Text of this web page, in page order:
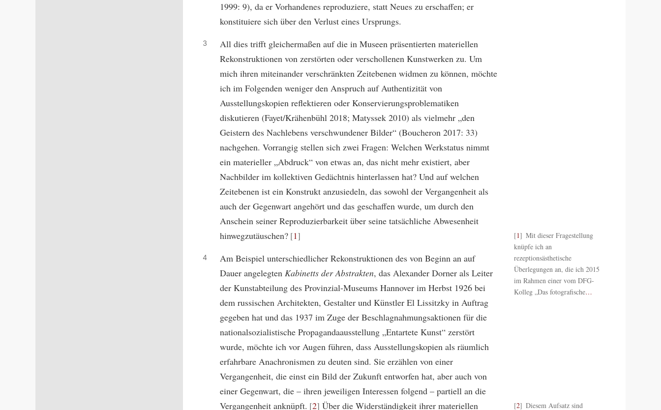
1999: 9), da er Vorhandenes reproduziere, statt Neues zu erschaffen; er
konstituiere sich über den Verlust eines Ursprungs.
All dies trifft gleichermaßen auf die in Museen präsentierten materiellen
Rekonstruktionen von zerstörten oder verschollenen Kunstwerken zu. Um
mich ihren miteinander verschränkten Zeitebenen widmen zu können, möchte
ich im Folgenden weniger den Anspruch auf Authentizität von
Ausstellungskopien reflektieren oder Konservierungsproblematiken
diskutieren (Fayet/Krähenbühl 2018; Matyssek 2010) als vielmehr „den
Geistern des Nachlebens verschwundener Bilder“ (Boucheron 2017: 33)
nachgehen. Vorrangig stellen sich zwei Fragen: Welchen Werkstatus nimmt
ein materieller „Abdruck“ von etwas an, das nicht mehr existiert, aber
Nachbilder im kollektiven Gedächtnis hinterlassen hat? Und auf welchen
Zeitebenen ist ein Konstrukt anzusiedeln, das sowohl der Vergangenheit als
auch der Gegenwart angehört und das geschaffen wurde, um durch den
Anschein seiner Reproduzierbarkeit über seine tatsächliche Abwesenheit
hinwegzutäuschen? 1
Am Beispiel unterschiedlicher Rekonstruktionen des von Beginn an auf
Dauer angelegten Kabinetts der Abstrakten, das Alexander Dorner als Leiter
der Kunstabteilung des Provinzial-Museums Hannover im Herbst 1926 bei
dem russischen Architekten, Gestalter und Künstler El Lissitzky in Auftrag
gegeben hat und das 1937 im Zuge der Beschlagnahmungsaktionen für die
nationalsozialistische Propagandaausstellung „Entartete Kunst“ zerstört
wurde, möchte ich vor Augen führen, dass Ausstellungskopien als räumlich
erfahrbare Anachronismen zu deuten sind. Sie erzählen von einer
Vergangenheit, die einst ein Bild der Zukunft entworfen hat, aber auch von
einer Gegenwart, die – ihren jeweiligen Interessen folgend – partiell an die
Vergangenheit anknüpft. 2 Über die Widerständigkeit ihrer materiellen
1
Mit dieser Fragestellung
knüpfe ich an
rezeptionsästhetische
Überlegungen an, die ich 2015
im Rahmen einer vom DFG-
Kolleg „Das fotografische…
2 Diesem Aufsatz sind